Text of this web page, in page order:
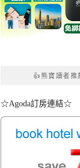
👍熊寶讀者推
☆Agoda訂房連結☆